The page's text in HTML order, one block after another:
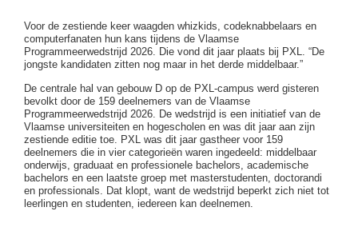
Voor de zestiende keer waagden whizkids, codeknabbelaars en
computerfanaten hun kans tijdens de Vlaamse
Programmeerwedstrijd 2026. Die vond dit jaar plaats bij PXL. “De
jongste kandidaten zitten nog maar in het derde middelbaar.”
De centrale hal van gebouw D op de PXL-campus werd gisteren
bevolkt door de 159 deelnemers van de Vlaamse
Programmeerwedstrijd 2026. De wedstrijd is een initiatief van de
Vlaamse universiteiten en hogescholen en was dit jaar aan zijn
zestiende editie toe. PXL was dit jaar gastheer voor 159
deelnemers die in vier categorieën waren ingedeeld: middelbaar
onderwijs, graduaat en professionele bachelors, academische
bachelors en een laatste groep met masterstudenten, doctorandi
en professionals. Dat klopt, want de wedstrijd beperkt zich niet tot
leerlingen en studenten, iedereen kan deelnemen.